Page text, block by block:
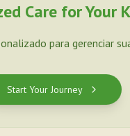
Care for Your
para gerenciar
Start Your Journey